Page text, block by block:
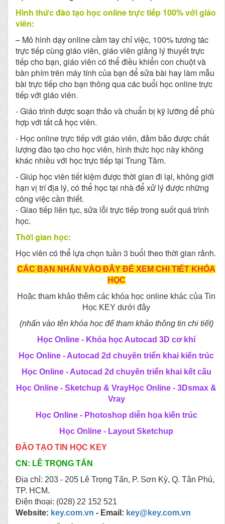
Hình thức đào tạo học online trực tiếp 100% với giáo
viên:
– Mô hình dạy online cầm tay chỉ việc, 100% tương tác
trực tiếp cùng giáo viên, giáo viên giảng lý thuyết trực
tiếp cho bạn, giáo viên có thể điều khiển con chuột và
bàn phím trên máy tính của bạn để sửa bài hay làm mẫu
bài trực tiếp cho bạn thông qua các buổi học online trực
tiếp với giáo viên.
- Giáo trình được soạn thảo và chuẩn bị kỹ lưỡng để phù
hợp với tất cả học viên.
- Học online trực tiếp với giáo viên, đảm bảo được chất
lượng đào tạo cho học viên, hình thức học này không
khác nhiều với học trực tiếp tại Trung Tâm.
- Giúp học viên tiết kiệm được thời gian đi lại, không giới
hạn vị trí địa lý, có thể học tại nhà để xử lý được những
công việc cần thiết.
- Giao tiếp liên tục, sửa lỗi trực tiếp trong suốt quá trình
học.
Thời gian học:
Học viên có thể lựa chọn tuần 3 buổi theo thời gian rảnh.
CÁC BẠN NHẤN VÀO ĐÂY ĐỂ XEM CHI TIẾT KHÓA
HỌC
Hoặc tham khảo thêm các khóa học online khác của Tin
Học KEY dưới đây
(nhấn vào tên khóa học để tham khảo thông tin chi tiết)
Học Online - Khóa học Autocad 3D cơ khí
Học Online - Autocad 2d chuyên triển khai kiến trúc
Học Online - Autocad 2d chuyên triển khai kết cấu
Học Online - Sketchup & VrayHọc Online - 3Dsmax &
Vray
Học Online - Photoshop diễn họa kiến trúc
Học Online - Layout Sketchup
ĐÀO TẠO TIN HỌC KEY
CN: LÊ TRỌNG TẤN
Địa chỉ: 203 - 205 Lê Trọng Tấn, P. Sơn Kỳ, Q. Tân Phú,
TP. HCM.
Điện thoại: (028) 22 152 521
Website: key.com.vn - Email: key@key.com.vn